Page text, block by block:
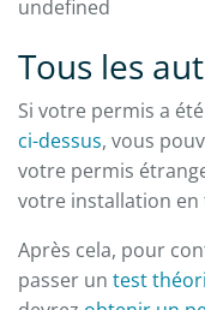
undefined
Tous les
Si votre permis a
ci-dessus, vous
votre permis
votre installation
Après cela, pour
passer un test